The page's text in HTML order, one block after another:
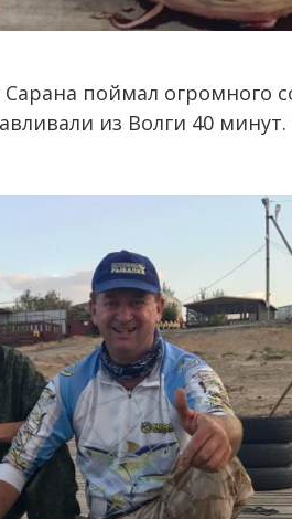
Сарана поймал огромного
из Волги 40